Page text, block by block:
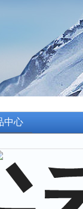
中心